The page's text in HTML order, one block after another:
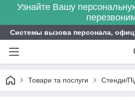
Узнайте Вашу
Системы вызова персонала,
Товари та послуги Стенди/